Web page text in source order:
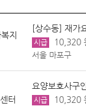
지
[상수동] 재가
시급 10,320
서울 마포구
터
요양보호사구인
시급 10,320